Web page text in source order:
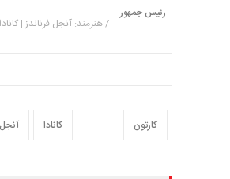
رئیس جمهور
/ هنرمند: آنجل فرناندز | کانادا
کانادا کارتون